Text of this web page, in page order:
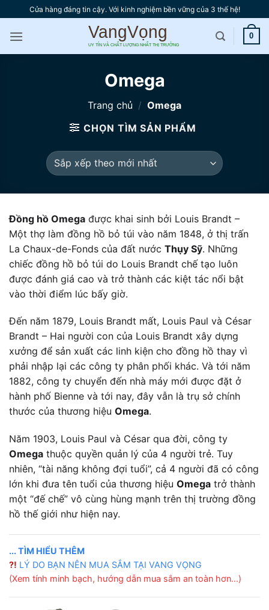
qua
nội
dung
Cửa hàng đáng tin cậy. Với kinh nghiệm bền vững của 3 thế hệ!
0
Omega
Trang chủ / Omega
CHỌN TÌM SẢN PHẨM
Đồng hồ Omega được khai sinh bởi Louis Brandt –
Một thợ làm đồng hồ bỏ túi vào năm 1848, ở thị trấn
La Chaux-de-Fonds của đất nước Thụy Sỹ. Những
chiếc đồng hồ bỏ túi do Louis Brandt chế tạo luôn
được đánh giá cao và trở thành các kiệt tác nổi bật
vào thời điểm lúc bấy giờ.
Đến năm 1879, Louis Brandt mất, Louis Paul và César
Brandt – Hai người con của Louis Brandt xây dựng
xưởng để sản xuất các linh kiện cho đồng hồ thay vì
phải nhập lại các công ty phân phối khác. Và tới năm
1882, công ty chuyển đến nhà máy mới được đặt ở
hành phố Bienne và tới nay, đây vẫn là trụ sở chính
thước của thương hiệu Omega.
Năm 1903, Louis Paul và César qua đời, công ty
Omega thuộc quyền quản lý của 4 người trẻ. Tuy
nhiên, “tài năng không đợi tuổi”, cả 4 người đã có công
lớn khi đưa tên tuổi của thương hiệu Omega trở thành
một “đế chế” vô cùng hùng mạnh trên thị trường đồng
hồ thế giới như hiện nay.
... TÌM HIỂU THÊM
⁈ LÝ DO BẠN NÊN MUA SẮM TẠI VANG VỌNG
(Xem tính minh bạch, hướng dẫn mua sắm an toàn hơn...)